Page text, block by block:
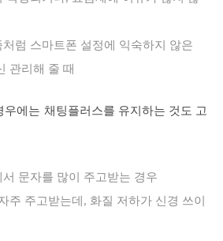
럼 스마트폰 설정에 익숙하지 않은
관리해 줄 때
우에는 채팅플러스를 유지하는 것도 고
문자를 많이 주고받는 경우
주 주고받는데, 화질 저하가 신경 쓰이